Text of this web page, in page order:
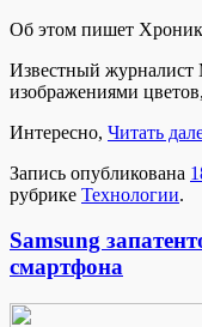
Об этом пишет
Известный журналист
изображениями
Интересно, Читать
Запись опубликована
рубрике Технологии.
Samsung
смартфона